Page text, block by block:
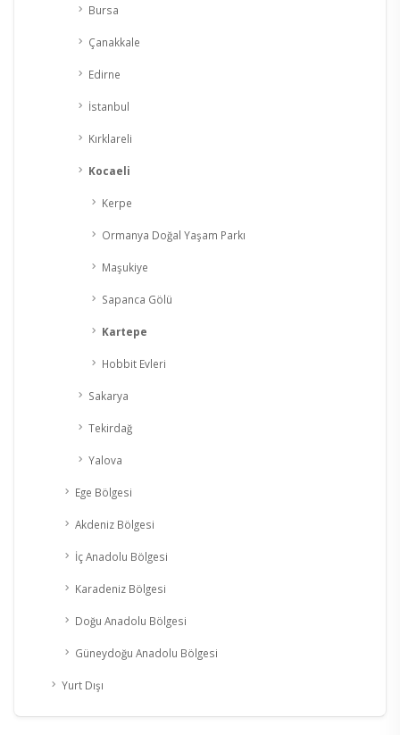
Bursa
Çanakkale
Edirne
İstanbul
Kırklareli
Kocaeli
Kerpe
Ormanya Doğal Yaşam Parkı
Maşukiye
Sapanca Gölü
Kartepe
Hobbit Evleri
Sakarya
Tekirdağ
Yalova
Ege Bölgesi
Akdeniz Bölgesi
İç Anadolu Bölgesi
Karadeniz Bölgesi
Doğu Anadolu Bölgesi
Güneydoğu Anadolu Bölgesi
Yurt Dışı